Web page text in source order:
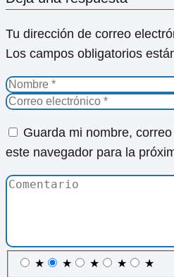
Tu dirección de correo
Los campos obligatorios
Guarda mi nombre,
este navegador para la
★ ★ ★ ★
★